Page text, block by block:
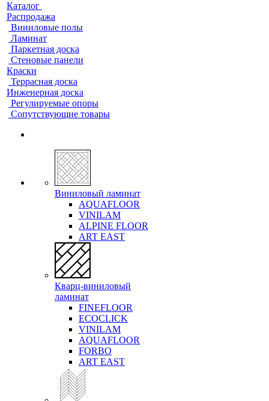
Каталог
Распродажа
Виниловые полы
Ламинат
Паркетная доска
Стеновые панели
Краски
Террасная доска
Инженерная доска
Регулируемые опоры
Сопутствующие товары
Виниловый ламинат
AQUAFLOOR
VINILAM
ALPINE FLOOR
ART EAST
Кварц-виниловый
ламинат
FINEFLOOR
ECOCLICK
VINILAM
AQUAFLOOR
FORBO
ART EAST